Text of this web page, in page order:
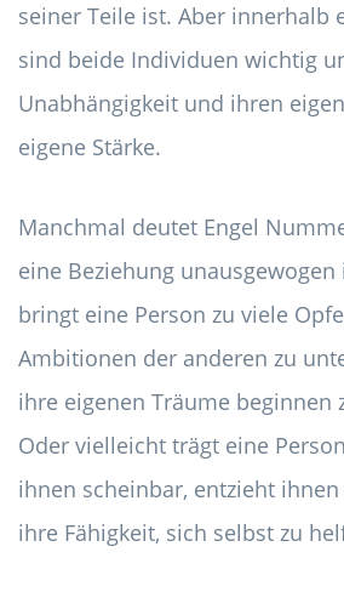
seiner Teile ist. Aber innerhalb
sind beide Individuen wichtig
Unabhängigkeit und ihren
eigene Stärke.
Manchmal deutet Engel
eine Beziehung
bringt eine Person zu viele
Ambitionen der anderen zu
ihre eigenen Träume beginnen
Oder vielleicht trägt eine
ihnen scheinbar, entzieht
ihre Fähigkeit, sich selbst zu